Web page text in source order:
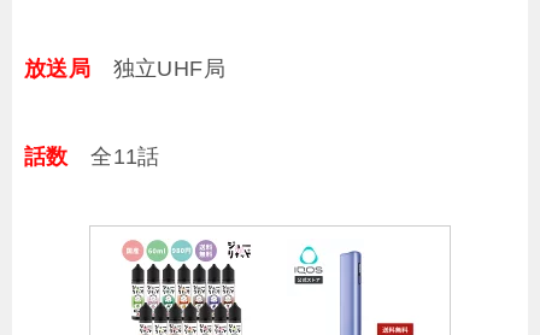
放送局 独立UHF局
話数 全11話